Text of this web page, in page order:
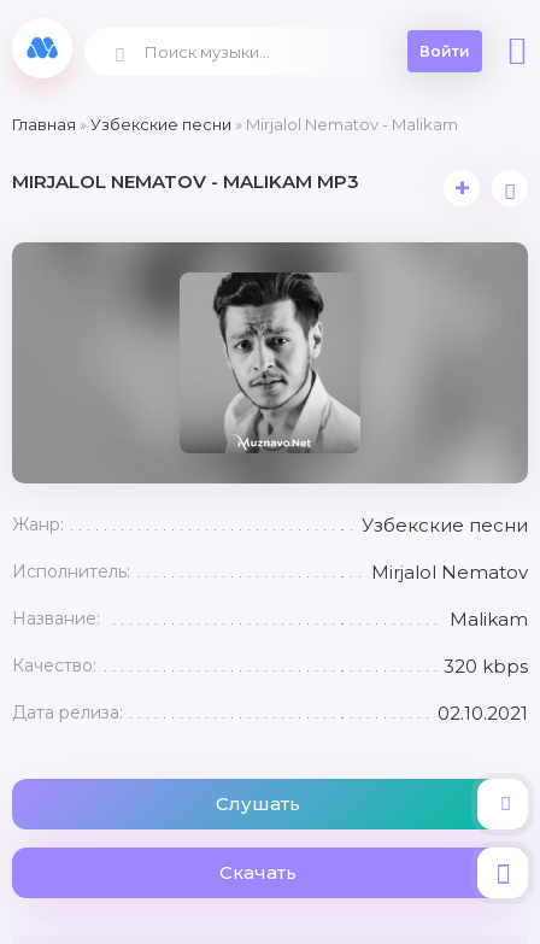
Войти
Главная »Узбекские песни » Mirjalol Nematov - Malikam
MIRJALOL NEMATOV - MALIKAM MP3 +
Жанр: Узбекские песни
Исполнитель: Mirjalol Nematov
Название: Malikam
Качество: 320 kbps
Дата релиза: 02.10.2021
Слушать
Скачать